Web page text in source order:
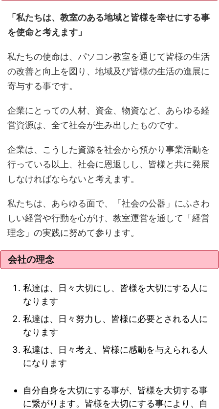
「私たちは、教室のある地域と皆様を幸せにする事
を使命と考えます」
私たちの使命は、パソコン教室を通じて皆様の生活
の改善と向上を図り、地域及び皆様の生活の進展に
寄与する事です。
企業にとっての人材、資金、物資など、あらゆる経
営資源は、全て社会が生み出したものです。
企業は、こうした資源を社会から預かり事業活動を
行っている以上、社会に恩返しし、皆様と共に発展
しなければならないと考えます。
私たちは、あらゆる面で、「社会の公器」にふさわ
しい経営や行動を心がけ、教室運営を通して「経営
理念」の実践に努めて参ります。
会社の理念
私達は、日々大切にし、皆様を大切にする人に
なります
私達は、日々努力し、皆様に必要とされる人に
なります
私達は、日々考え、皆様に感動を与えられる人
になります
自分自身を大切にする事が、皆様を大切する事
に繋がります。皆様を大切にする事により、自